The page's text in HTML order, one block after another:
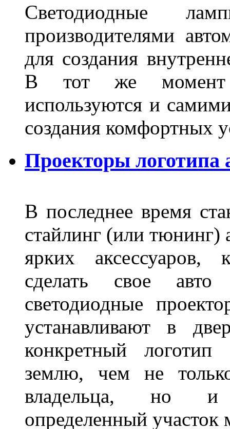
Светодиодные
производителями
для создания
В тот же момент
используются и
создания комфортных
Проекторы логотипа
В последнее время
стайлинг (или тюнинг)
ярких аксессуаров,
сделать свое
светодиодные
устанавливают в
конкретный логотип
землю, чем не
владельца, но и
определенный участок